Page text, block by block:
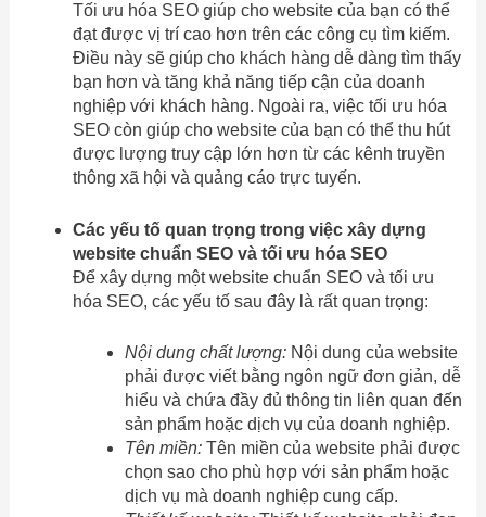
Tối ưu hóa SEO giúp cho website của bạn có thể
đạt được vị trí cao hơn trên các công cụ tìm kiếm.
Điều này sẽ giúp cho khách hàng dễ dàng tìm thấy
bạn hơn và tăng khả năng tiếp cận của doanh
nghiệp với khách hàng. Ngoài ra, việc tối ưu hóa
SEO còn giúp cho website của bạn có thể thu hút
được lượng truy cập lớn hơn từ các kênh truyền
thông xã hội và quảng cáo trực tuyến.
Các yếu tố quan trọng trong việc xây dựng
website chuẩn SEO và tối ưu hóa SEO
Để xây dựng một website chuẩn SEO và tối ưu
hóa SEO, các yếu tố sau đây là rất quan trọng:
Nội dung chất lượng:Nội dung của website
phải được viết bằng ngôn ngữ đơn giản, dễ
hiểu và chứa đầy đủ thông tin liên quan đến
sản phẩm hoặc dịch vụ của doanh nghiệp.
Tên miền:Tên miền của website phải được
chọn sao cho phù hợp với sản phẩm hoặc
dịch vụ mà doanh nghiệp cung cấp.